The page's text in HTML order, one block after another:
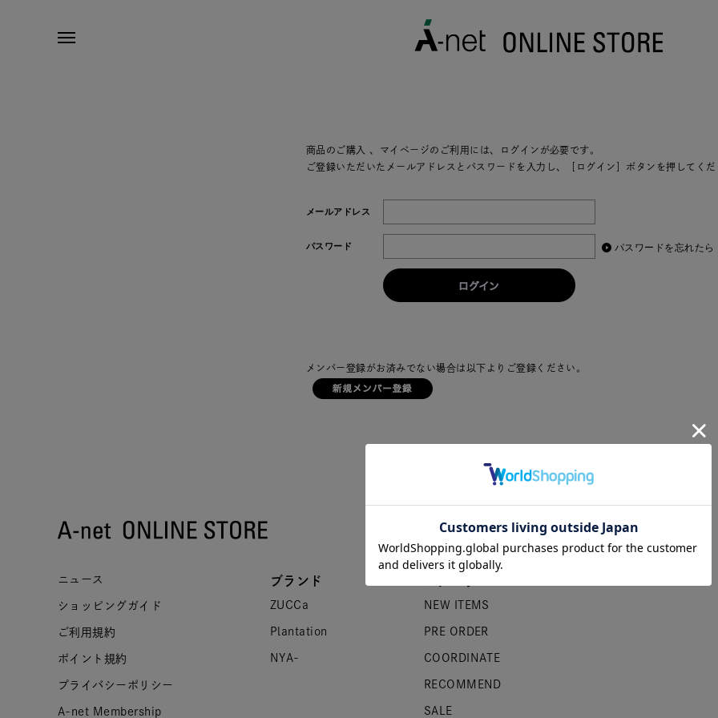
商品のご購入
、マイページのご利用には、ログインが必要です。
ご登録いただいたメールアドレスとパスワードを入力し、［ログイン］ボタンを押してく
メールアドレス
パスワード パスワードを忘れたら
メンバー登録がお済みでない場合は以下よりご登録ください。
ニュース
ショッピングガイド
ご利用規約
ポイント規約
プライバシーポリシー
A-net Membership
ブランド
ZUCCa
Plantation
NYA-
NEW ITEMS
PRE ORDER
COORDINATE
RECOMMEND
SALE